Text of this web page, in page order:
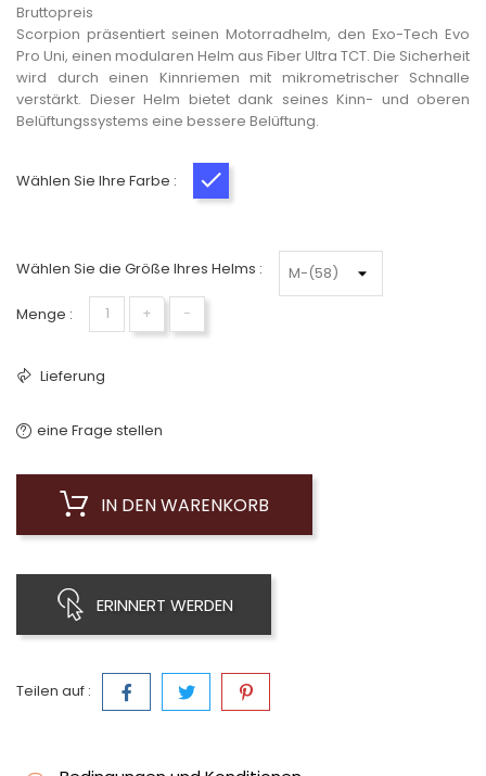
Bruttopreis
Scorpion präsentiert seinen Motorradhelm, den Exo-Tech Evo
Pro Uni, einen modularen Helm aus Fiber Ultra TCT. Die Sicherheit
wird durch einen Kinnriemen mit mikrometrischer Schnalle
verstärkt. Dieser Helm bietet dank seines Kinn- und oberen
Belüftungssystems eine bessere Belüftung.
Wählen Sie Ihre Farbe :
Wählen Sie die Größe Ihres Helms :
Menge : + −
Lieferung
eine Frage stellen
IN DEN WARENKORB
ERINNERT WERDEN
Teilen auf :